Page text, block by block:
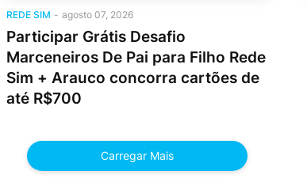
REDE SIM - agosto 07, 2026
Participar Grátis Desafio
Marceneiros De Pai para Filho Rede
Sim + Arauco concorra cartões de
até R$700
Carregar Mais